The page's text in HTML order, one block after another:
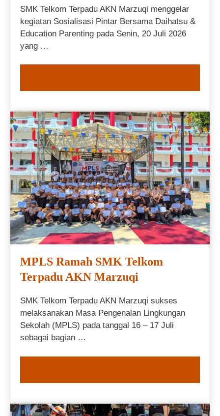
SMK Telkom Terpadu AKN Marzuqi menggelar
kegiatan Sosialisasi Pintar Bersama Daihatsu &
Education Parenting pada Senin, 20 Juli 2026
yang …
MPLS Ramah SMK Telkom
Terpadu AKN Marzuqi
SMK Telkom Terpadu AKN Marzuqi sukses
melaksanakan Masa Pengenalan Lingkungan
Sekolah (MPLS) pada tanggal 16 – 17 Juli
sebagai bagian …